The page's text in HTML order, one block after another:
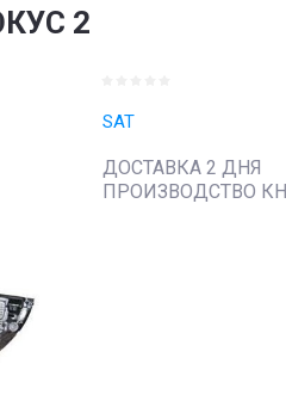
2
SAT
ДОСТАВКА 2 ДНЯ
ПРОИЗВОДСТВО